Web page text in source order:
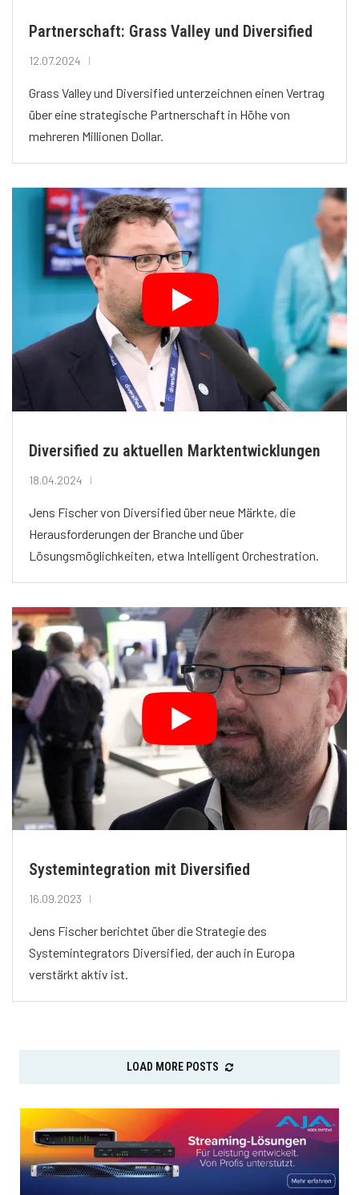
Partnerschaft: Grass Valley und Diversified
12.07.2024
Grass Valley und Diversified unterzeichnen einen Vertrag
über eine strategische Partnerschaft in Höhe von
mehreren Millionen Dollar.
Diversified zu aktuellen Marktentwicklungen
18.04.2024
Jens Fischer von Diversified über neue Märkte, die
Herausforderungen der Branche und über
Lösungsmöglichkeiten, etwa Intelligent Orchestration.
Systemintegration mit Diversified
16.09.2023
Jens Fischer berichtet über die Strategie des
Systemintegrators Diversified, der auch in Europa
verstärkt aktiv ist.
LOAD MORE POSTS